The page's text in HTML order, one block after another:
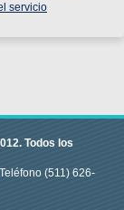
servicio
.Todos los
Teléfono(511) 626-